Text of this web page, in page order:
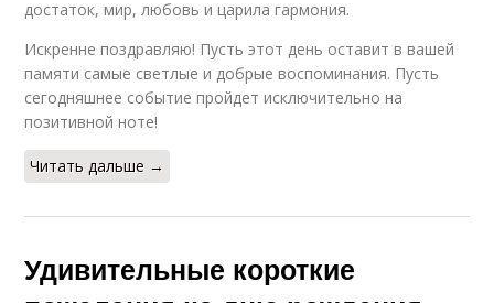
достаток, мир, любовь и царила гармония.
Искренне поздравляю! Пусть этот день оставит в вашей
памяти самые светлые и добрые воспоминания. Пусть
сегодняшнее событие пройдет исключительно на
позитивной ноте!
Читать дальше →
Удивительные короткие